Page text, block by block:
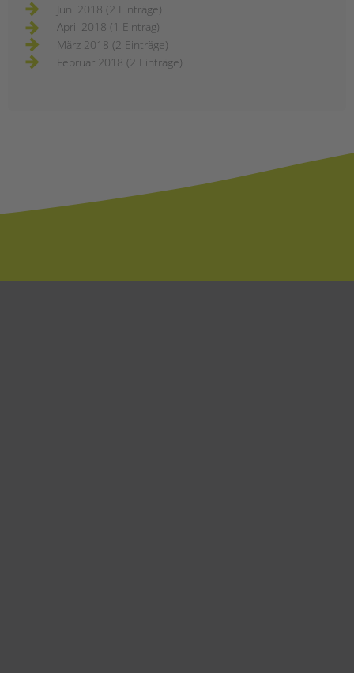
Juni 2018 (2 Einträge)
April 2018 (1 Eintrag)
März 2018 (2 Einträge)
Februar 2018 (2 Einträge)